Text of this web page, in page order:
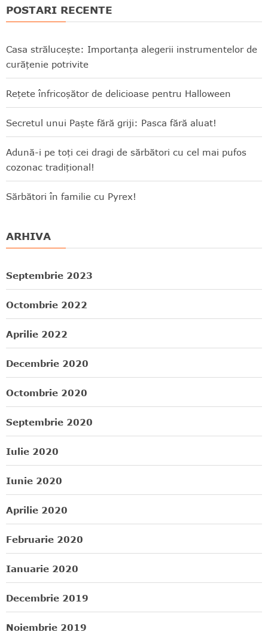
POSTARI RECENTE
Casa strălucește: Importanța alegerii instrumentelor de
curățenie potrivite
Rețete înfricoșător de delicioase pentru Halloween
Secretul unui Paște fără griji: Pasca fără aluat!
Adună-i pe toți cei dragi de sărbători cu cel mai pufos
cozonac tradițional!
Sărbători în familie cu Pyrex!
ARHIVA
Septembrie 2023
Octombrie 2022
Aprilie 2022
Decembrie 2020
Octombrie 2020
Septembrie 2020
Iulie 2020
Iunie 2020
Aprilie 2020
Februarie 2020
Ianuarie 2020
Decembrie 2019
Noiembrie 2019